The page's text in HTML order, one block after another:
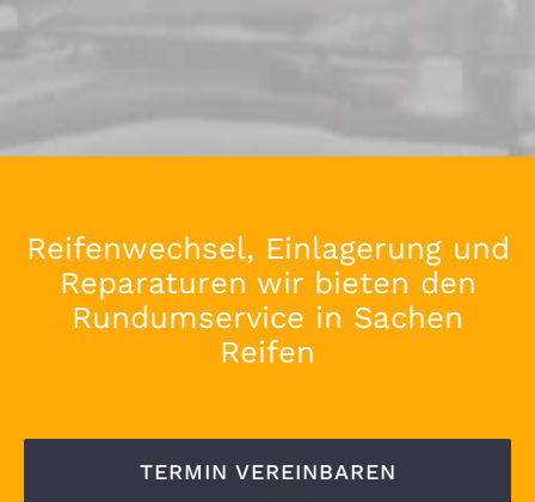
Reifenwechsel, Einlagerung und
Reparaturen wir bieten den
Rundumservice in Sachen
Reifen
TERMIN VEREINBAREN